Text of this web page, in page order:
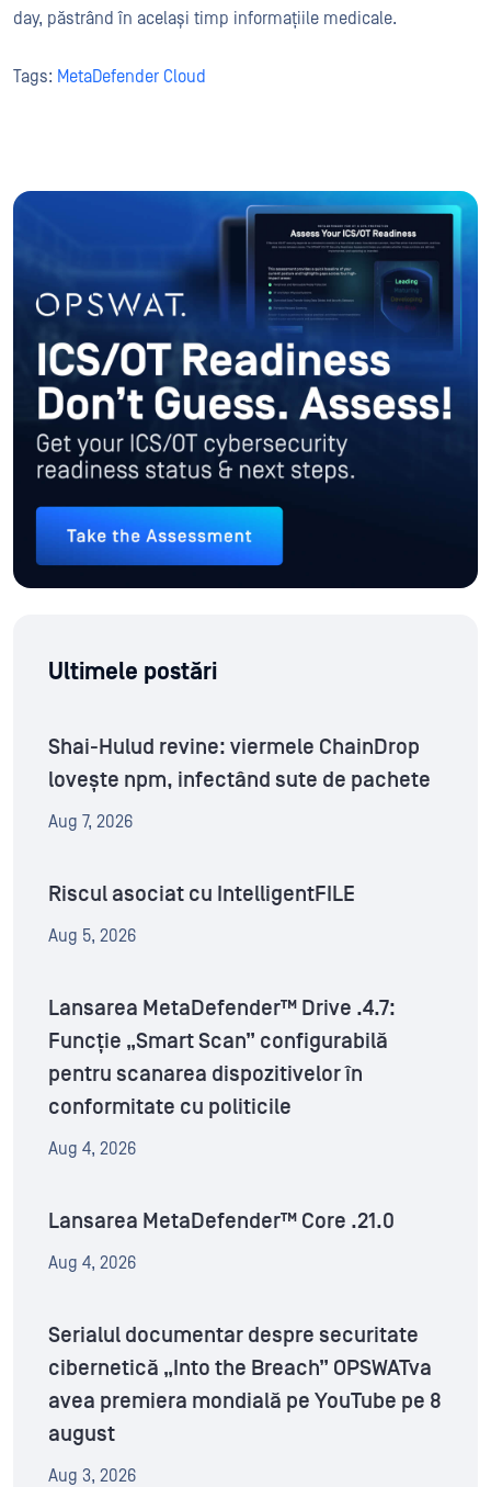
day, păstrând în același timp informațiile medicale.
Tags: MetaDefender Cloud
Ultimele postări
Shai-Hulud revine: viermele ChainDrop
lovește npm, infectând sute de pachete
Aug 7, 2026
Riscul asociat cu IntelligentFILE
Aug 5, 2026
Lansarea MetaDefender™ Drive .4.7:
Funcție „Smart Scan” configurabilă
pentru scanarea dispozitivelor în
conformitate cu politicile
Aug 4, 2026
Lansarea MetaDefender™ Core .21.0
Aug 4, 2026
Serialul documentar despre securitate
cibernetică „Into the Breach” OPSWATva
avea premiera mondială pe YouTube pe 8
august
Aug 3, 2026